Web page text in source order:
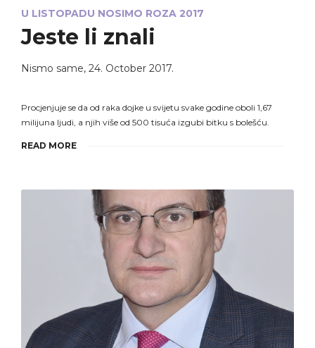
U LISTOPADU NOSIMO ROZA 2017
Jeste li znali
Nismo same, 24. October 2017.
Procjenjuje se da od raka dojke u svijetu svake godine oboli 1,67
milijuna ljudi, a njih više od 500 tisuća izgubi bitku s bolešću.
READ MORE